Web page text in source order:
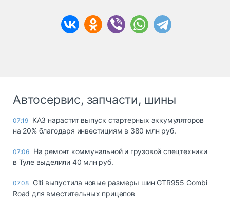
Автосервис, запчасти, шины
07:19 КАЗ нарастит выпуск стартерных аккумуляторов
на 20% благодаря инвестициям в 380 млн руб.
07:06 На ремонт коммунальной и грузовой спецтехники
в Туле выделили 40 млн руб.
07.08 Giti выпустила новые размеры шин GTR955 Combi
Road для вместительных прицепов